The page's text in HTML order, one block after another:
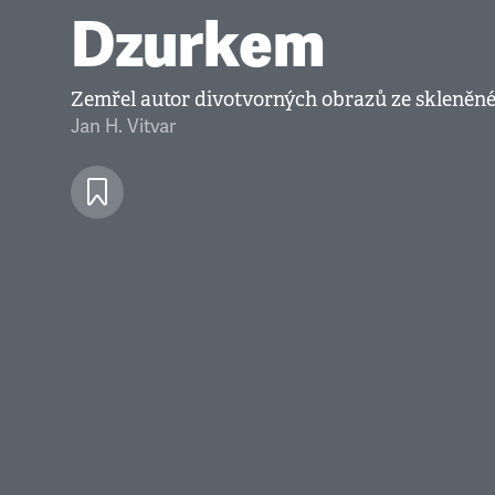
Dzurkem
Zemřel autor divotvorných obrazů ze
Jan H. Vitvar